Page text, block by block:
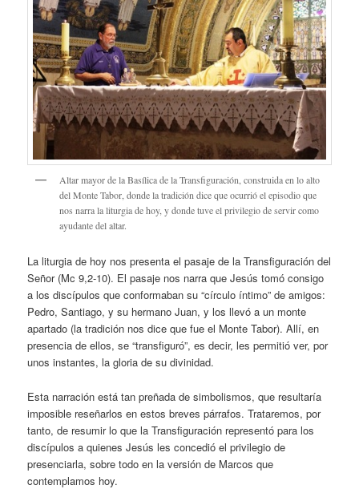
Altar mayor de la Basílica de la Transfiguración, construida en lo alto
del Monte Tabor, donde la tradición dice que ocurrió el episodio que
nos narra la liturgia de hoy, y donde tuve el privilegio de servir como
ayudante del altar.
La liturgia de hoy nos presenta el pasaje de la Transfiguración del
Señor (Mc 9,2-10). El pasaje nos narra que Jesús tomó consigo
a los discípulos que conformaban su “círculo íntimo” de amigos:
Pedro, Santiago, y su hermano Juan, y los llevó a un monte
apartado (la tradición nos dice que fue el Monte Tabor). Allí, en
presencia de ellos, se “transfiguró”, es decir, les permitió ver, por
unos instantes, la gloria de su divinidad.
Esta narración está tan preñada de simbolismos, que resultaría
imposible reseñarlos en estos breves párrafos. Trataremos, por
tanto, de resumir lo que la Transfiguración representó para los
discípulos a quienes Jesús les concedió el privilegio de
presenciarla, sobre todo en la versión de Marcos que
contemplamos hoy.